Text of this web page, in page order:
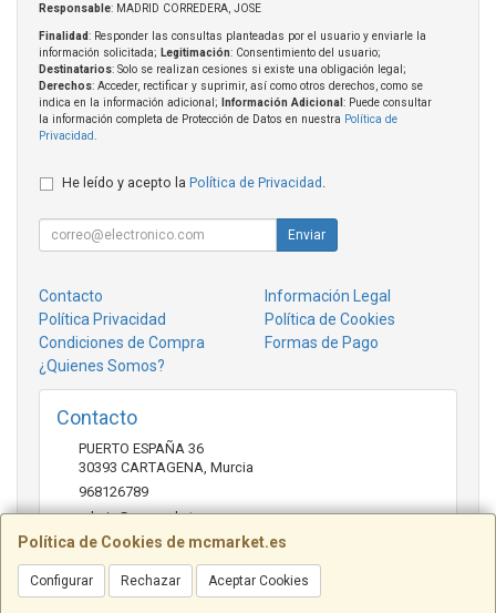
Política de Cookies de mcmarket.es
Configurar Rechazar Aceptar Cookies
Responsable: MADRID CORREDERA, JOSE
Finalidad: Responder las consultas planteadas por el usuario y enviarle la
información solicitada; Legitimación: Consentimiento del usuario;
Destinatarios: Solo se realizan cesiones si existe una obligación legal;
Derechos: Acceder, rectificar y suprimir, así como otros derechos, como se
indica en la información adicional;
Información Adicional : Puede consultar
la información completa de Protección de Datos en nuestra Política de
Privacidad
He leído y acepto la Política de Privacidad
Enviar
Contacto
Información Legal
Política Privacidad
Política de Cookies
Condiciones de Compra
Formas de Pago
¿Quienes Somos?
Contacto
PUERTO ESPAÑA 36
30393 CARTAGENA Murcia
968126789
admin@mcmarket.es
Horario